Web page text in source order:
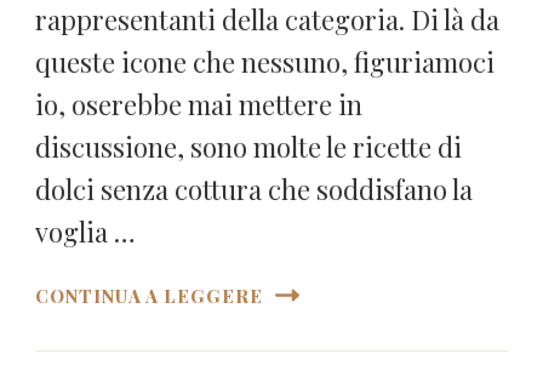
rappresentanti della categoria. Di là da
queste icone che nessuno, figuriamoci
io, oserebbe mai mettere in
discussione, sono molte le ricette di
dolci senza cottura che soddisfano la
voglia …
CONTINUA A LEGGERE